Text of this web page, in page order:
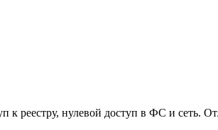
к реестру, нулевой доступ в ФС и сеть.